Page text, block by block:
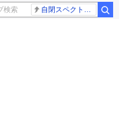
自閉スペクトラム症